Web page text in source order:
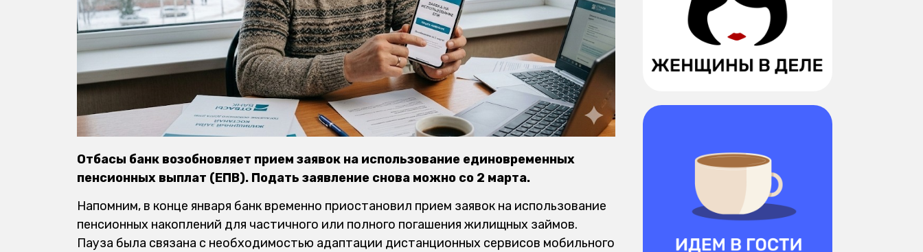
Отбасы банк возобновляет прием заявок на использование единовременных
пенсионных выплат (ЕПВ). Подать заявление снова можно со 2 марта.
Напомним, в конце января банк временно приостановил прием заявок на использование
пенсионных накоплений для частичного или полного погашения жилищных займов.
Пауза была связана с необходимостью адаптации дистанционных сервисов мобильного